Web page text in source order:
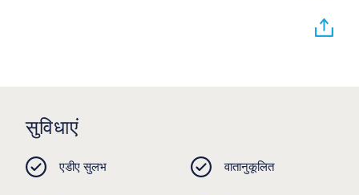
सुविधाएं
एडीए सुलभ वातानुकूलित